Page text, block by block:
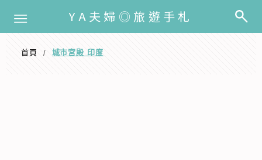
YA夫婦◎旅遊手札
首頁 / 城市宮殿 印度